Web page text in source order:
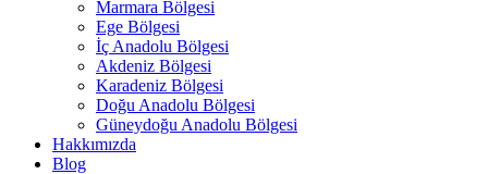
Marmara Bölgesi
Ege Bölgesi
İç Anadolu Bölgesi
Akdeniz Bölgesi
Karadeniz Bölgesi
Doğu Anadolu Bölgesi
Güneydoğu Anadolu Bölgesi
Hakkımızda
Blog